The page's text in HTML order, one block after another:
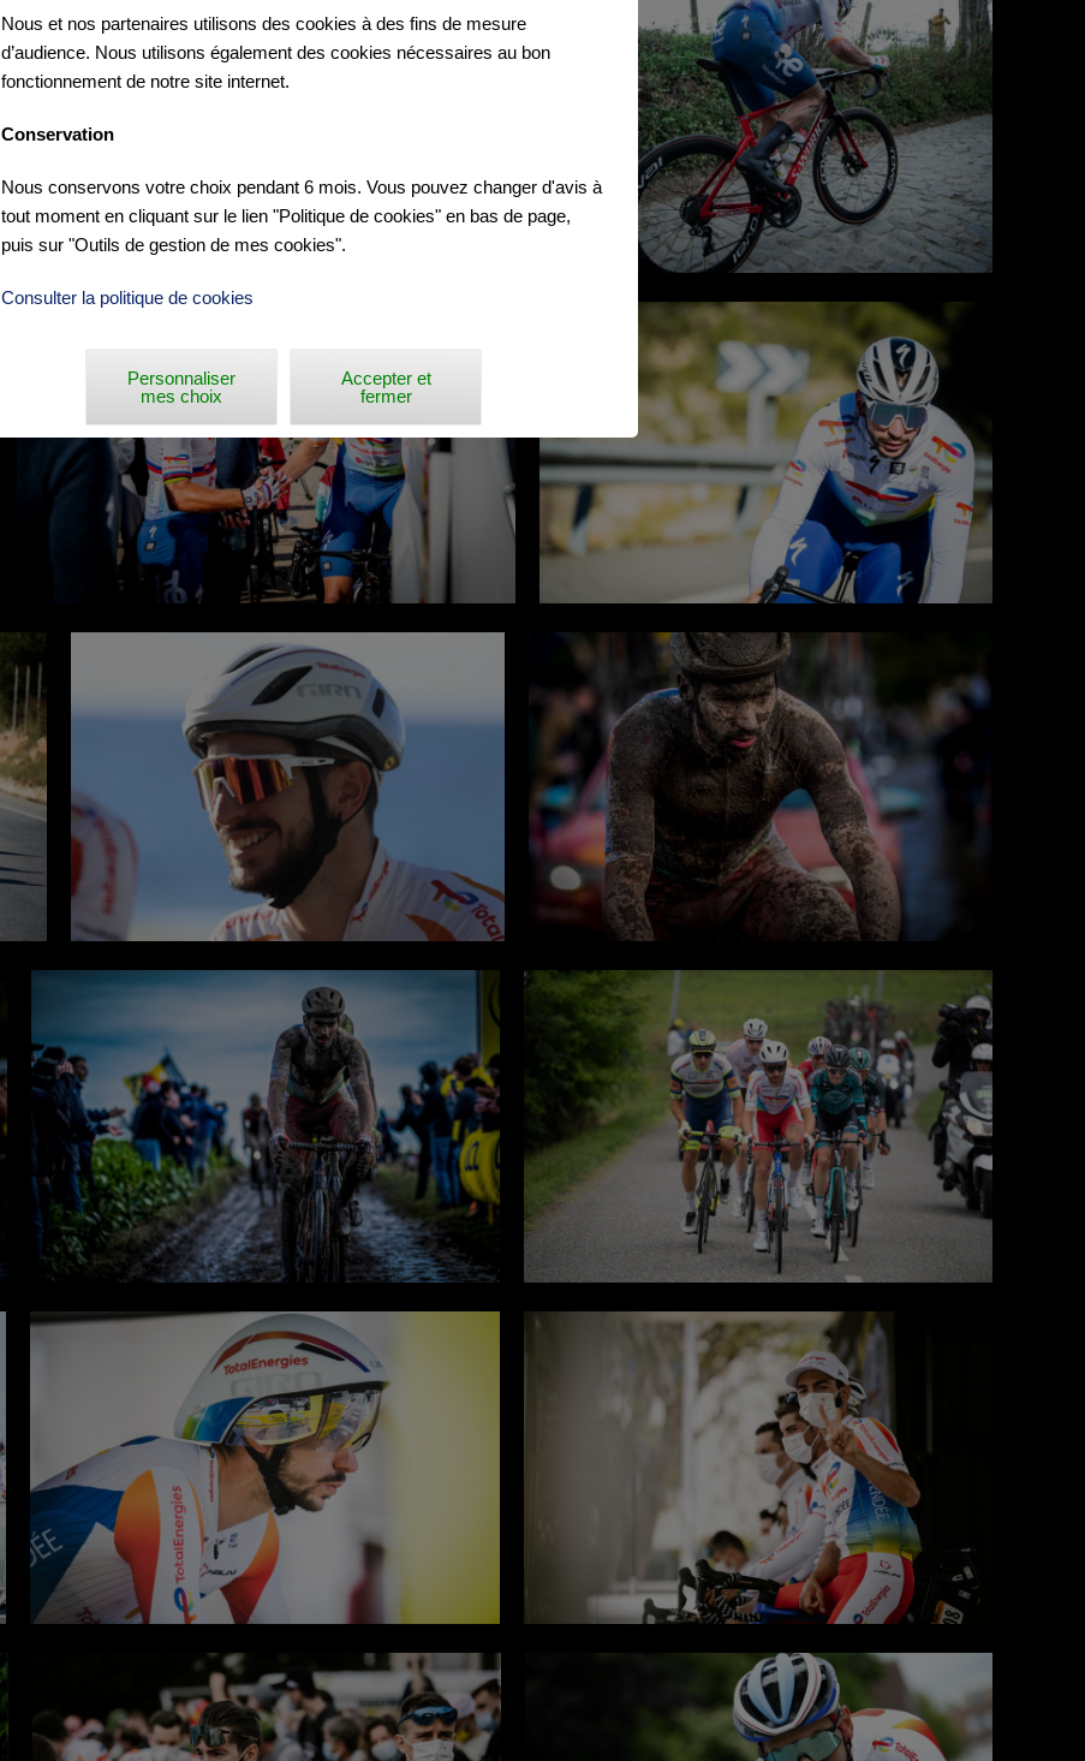
Nous et nos partenaires utilisons des cookies à des fins de mesure
d’audience. Nous utilisons également des cookies nécessaires au bon
fonctionnement de notre site internet.
Conservation
Nous conservons votre choix pendant 6 mois. Vous pouvez changer d'avis à
tout moment en cliquant sur le lien "Politique de cookies" en bas de page,
puis sur "Outils de gestion de mes cookies".
Consulter la politique de cookies
Personnaliser
mes choix
Accepter et
fermer